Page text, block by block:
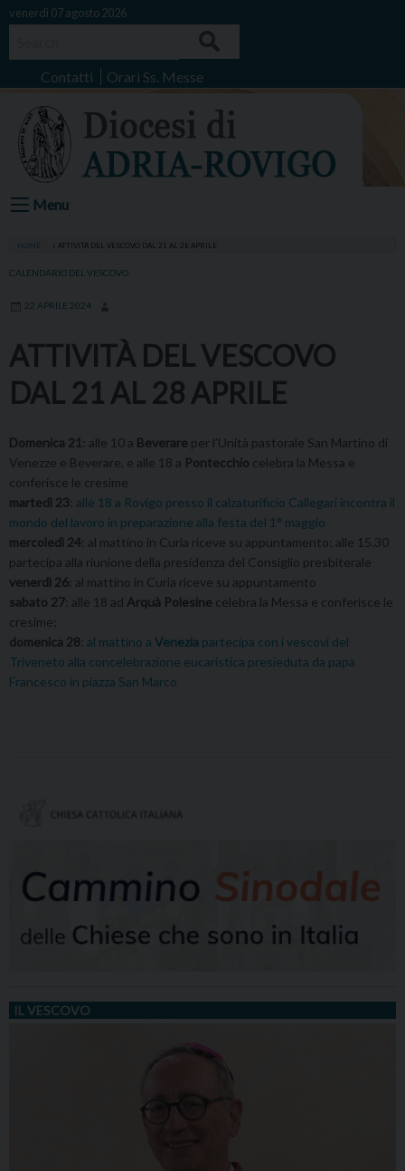
Skip
venerdì 07 agosto 2026
Contatti Orari Ss. Messe
Menu
HOME ATTIVITÀ DEL VESCOVO DAL 21 AL 28 APRILE
CALENDARIO DEL VESCOVO
22 APRILE 2024
ATTIVITÀ DEL VESCOVO
DAL 21 AL 28 APRILE
Domenica 21 : alle 10 a Beverare per l’Unità pastorale San Martino di
Venezze e Beverare, e alle 18 a Pontecchio celebra la Messa e
conferisce le cresime
martedì 23: alle 18 a Rovigo presso il calzaturificio Callegari incontra il
mondo del lavoro in preparazione alla festa del 1° maggio
mercoledì 24: al mattino in Curia riceve su appuntamento; alle 15.30
partecipa alla riunione della presidenza del Consiglio presbiterale
venerdì 26: al mattino in Curia riceve su appuntamento
sabato 27: alle 18 ad Arquà Polesine celebra la Messa e conferisce le
cresime;
domenica 28: al mattino a Venezia partecipa con i vescovi del
Triveneto alla concelebrazione eucaristica presieduta da papa
Francesco in piazza San Marco
IL VESCOVO